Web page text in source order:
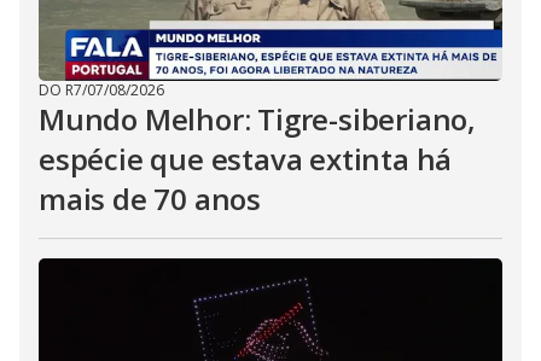
DO R7/07/08/2026
Mundo Melhor: Tigre-siberiano,
espécie que estava extinta há
mais de 70 anos